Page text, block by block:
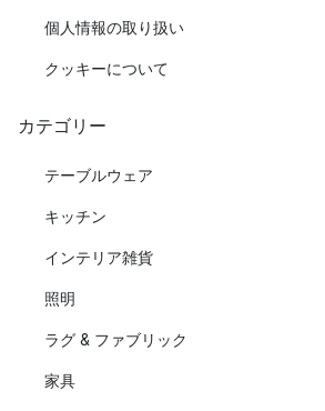
個人情報の取り扱い
クッキーについて
カテゴリー
テーブルウェア
キッチン
インテリア雑貨
照明
ラグ & ファブリック
家具